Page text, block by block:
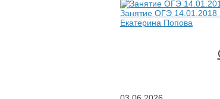
Занятие ОГЭ 14.01.2018
Екатерина Попова